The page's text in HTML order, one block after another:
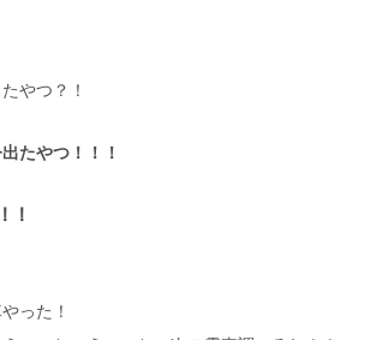
やつ？！
たやつ！！！
！
った！